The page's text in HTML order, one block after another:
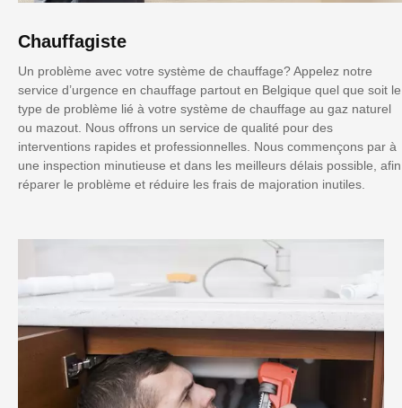
Chauffagiste
Un problème avec votre système de chauffage? Appelez notre
service d’urgence en chauffage partout en Belgique quel que soit le
type de problème lié à votre système de chauffage au gaz naturel
ou mazout. Nous offrons un service de qualité pour des
interventions rapides et professionnelles. Nous commençons par à
une inspection minutieuse et dans les meilleurs délais possible, afin
réparer le problème et réduire les frais de majoration inutiles.